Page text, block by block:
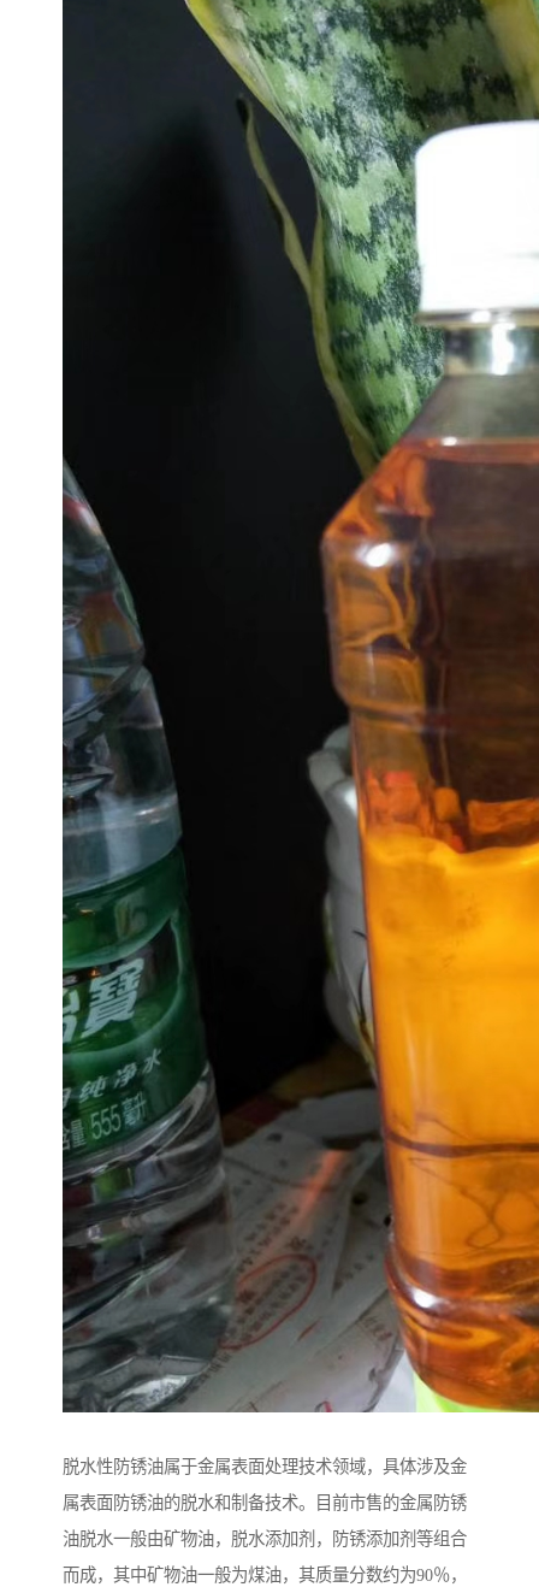
脱水性防锈油属于金属表面处理技术领域，具体涉及金
属表面防锈油的脱水和制备技术。目前市售的金属防锈
油脱水一般由矿物油，脱水添加剂，防锈添加剂等组合
而成，其中矿物油一般为煤油，其质量分数约为90％，